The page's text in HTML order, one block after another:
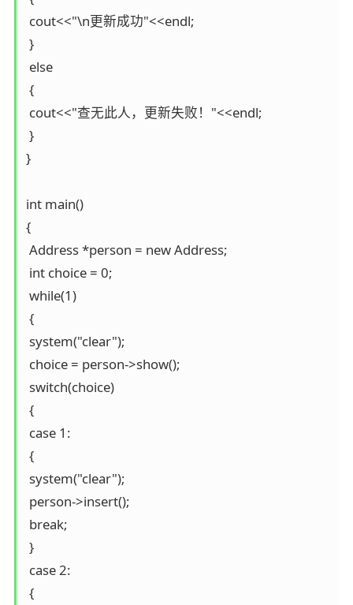
cout<<"\n更新成功"<<endl;
}
else
{
cout<<"查无此人，更新失败！"<<endl;
}
}
int main()
{
Address *person = new Address;
int choice = 0;
while(1)
{
system("clear");
choice = person->show();
switch(choice)
{
case 1:
{
system("clear");
person->insert();
break;
}
case 2:
{